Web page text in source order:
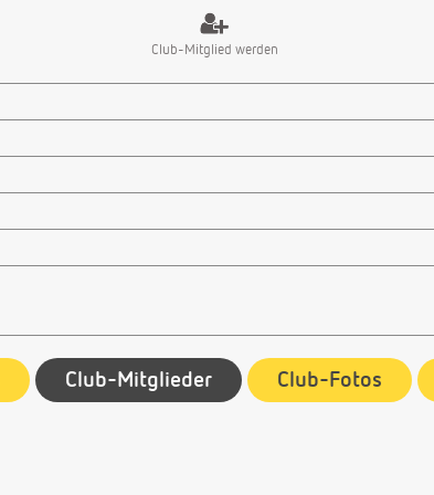
Club-Mitglied werden
Club-Mitglieder Club-Fotos